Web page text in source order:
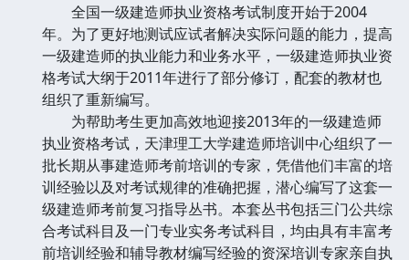
全国一级建造师执业资格考试制度开始于2004
年。为了更好地测试应试者解决实际问题的能力，提高
一级建造师的执业能力和业务水平，一级建造师执业资
格考试大纲于2011年进行了部分修订，配套的教材也
组织了重新编写。
为帮助考生更加高效地迎接2013年的一级建造师
执业资格考试，天津理工大学建造师培训中心组织了一
批长期从事建造师考前培训的专家，凭借他们丰富的培
训经验以及对考试规律的准确把握，潜心编写了这套一
级建造师考前复习指导丛书。本套丛书包括三门公共综
合考试科目及一门专业实务考试科目，均由具有丰富考
前培训经验和辅导教材编写经验的资深培训专家亲自执